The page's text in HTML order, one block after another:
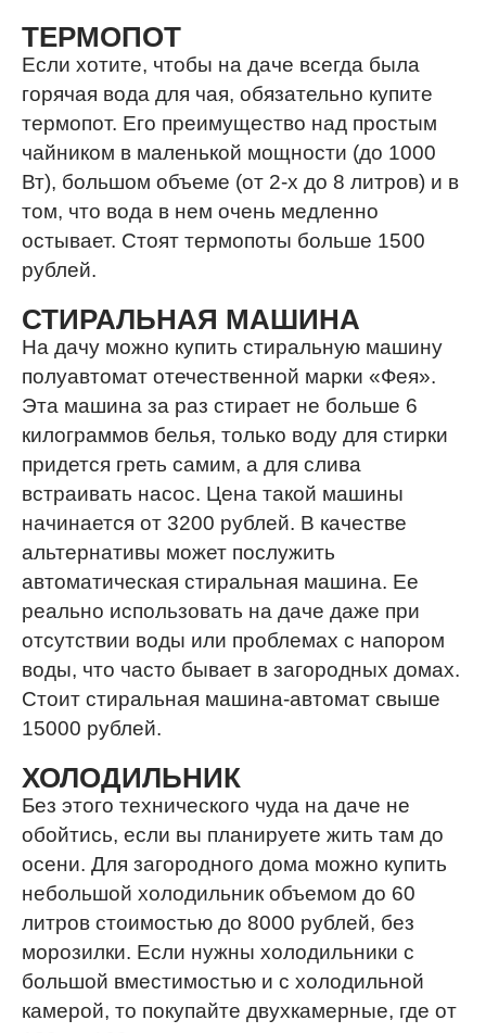
ТЕРМОПОТ
Если хотите, чтобы на даче всегда была
горячая вода для чая, обязательно купите
термопот. Его преимущество над простым
чайником в маленькой мощности (до 1000
Вт), большом объеме (от 2-х до 8 литров) и в
том, что вода в нем очень медленно
остывает. Стоят термопоты больше 1500
рублей.
СТИРАЛЬНАЯ МАШИНА
На дачу можно купить стиральную машину
полуавтомат отечественной марки «Фея».
Эта машина за раз стирает не больше 6
килограммов белья, только воду для стирки
придется греть самим, а для слива
встраивать насос. Цена такой машины
начинается от 3200 рублей. В качестве
альтернативы может послужить
автоматическая стиральная машина. Ее
реально использовать на даче даже при
отсутствии воды или проблемах с напором
воды, что часто бывает в загородных домах.
Стоит стиральная машина-автомат свыше
15000 рублей.
ХОЛОДИЛЬНИК
Без этого технического чуда на даче не
обойтись, если вы планируете жить там до
осени. Для загородного дома можно купить
небольшой холодильник объемом до 60
литров стоимостью до 8000 рублей, без
морозилки. Если нужны холодильники с
большой вместимостью и с холодильной
камерой, то покупайте двухкамерные, где от